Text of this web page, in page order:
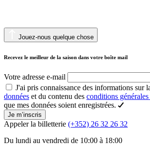
Jouez-nous quelque chose
Recevez le meilleur de la saison dans votre boîte mail
Votre adresse e-mail
J'ai pris connaissance des informations sur
données et du contenu des conditions
que mes données soient enregistrées.
Je m’inscris
Appeler la billetterie (+352) 26 32 26 32
Du lundi au vendredi de 10:00 à 18:00